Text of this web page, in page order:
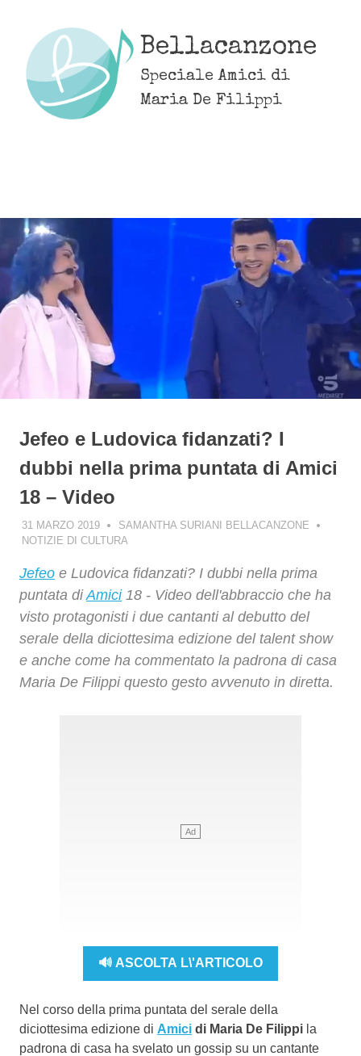
content
Bellacanzone
Speciale Amici di
Maria De Filippi
Jefeo e Ludovica fidanzati? I
dubbi nella prima puntata di Amici
18 – Video
31 MARZO 2019
SAMANTHA SURIANI BELLACANZONE
NOTIZIE DI CULTURA
Jefeo e Ludovica fidanzati? I dubbi nella prima
puntata diAmici18 - Video dell'abbraccio che ha
visto protagonisti i due cantanti al debutto del
serale della diciottesima edizione del talent show
e anche come ha commentato la padrona di casa
Maria De Filippi questo gesto avvenuto in diretta.
🔊 ASCOLTA L\'ARTICOLO
Nel corso della prima puntata del serale della
diciottesima edizione di Amici di Maria De Filippi la
padrona di casa ha svelato un gossip su un cantante